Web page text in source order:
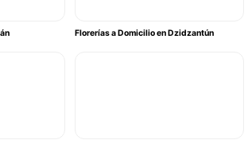
Florerías a Domicilio en Dzidzantún